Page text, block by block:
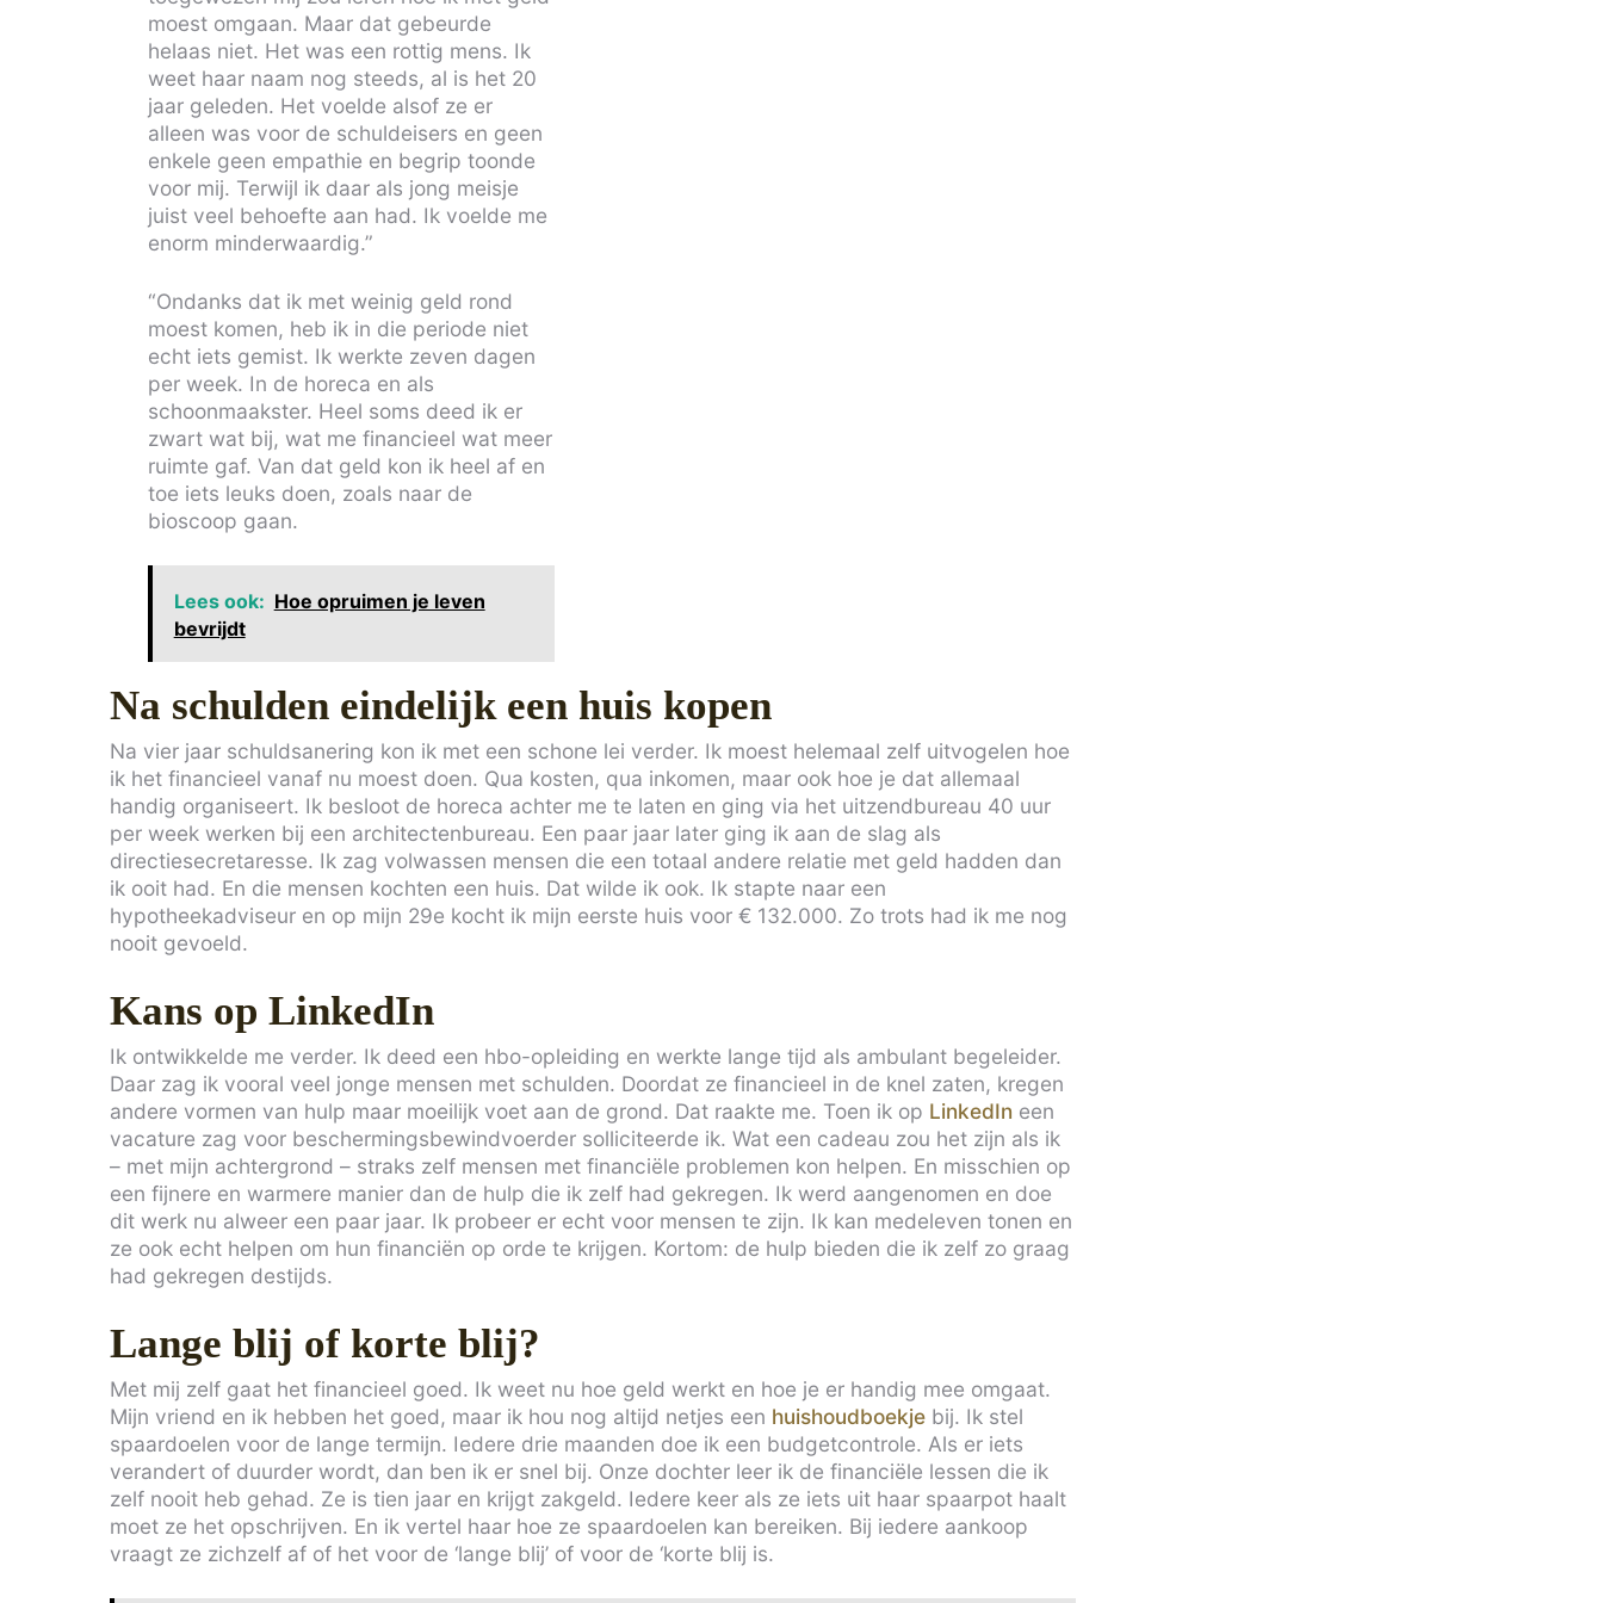
moest omgaan. Maar dat gebeurde
helaas niet. Het was een rottig mens. Ik
weet haar naam nog steeds, al is het 20
jaar geleden. Het voelde alsof ze er
alleen was voor de schuldeisers en geen
enkele geen empathie en begrip toonde
voor mij. Terwijl ik daar als jong meisje
juist veel behoefte aan had. Ik voelde me
enorm minderwaardig.”
“Ondanks dat ik met weinig geld rond
moest komen, heb ik in die periode niet
echt iets gemist. Ik werkte zeven dagen
per week. In de horeca en als
schoonmaakster. Heel soms deed ik er
zwart wat bij, wat me financieel wat meer
ruimte gaf. Van dat geld kon ik heel af en
toe iets leuks doen, zoals naar de
bioscoop gaan.
Lees ook: Hoe opruimen je leven
bevrijdt
Na schulden eindelijk een huis kopen
Na vier jaar schuldsanering kon ik met een schone lei verder. Ik moest helemaal zelf uitvogelen hoe
ik het financieel vanaf nu moest doen. Qua kosten, qua inkomen, maar ook hoe je dat allemaal
handig organiseert. Ik besloot de horeca achter me te laten en ging via het uitzendbureau 40 uur
per week werken bij een architectenbureau. Een paar jaar later ging ik aan de slag als
directiesecretaresse. Ik zag volwassen mensen die een totaal andere relatie met geld hadden dan
ik ooit had. En die mensen kochten een huis. Dat wilde ik ook. Ik stapte naar een
hypotheekadviseur en op mijn 29e kocht ik mijn eerste huis voor € 132.000. Zo trots had ik me nog
nooit gevoeld.
Kans op LinkedIn
Ik ontwikkelde me verder. Ik deed een hbo-opleiding en werkte lange tijd als ambulant begeleider.
Daar zag ik vooral veel jonge mensen met schulden. Doordat ze financieel in de knel zaten, kregen
andere vormen van hulp maar moeilijk voet aan de grond. Dat raakte me. Toen ik op LinkedIn een
vacature zag voor beschermingsbewindvoerder solliciteerde ik. Wat een cadeau zou het zijn als ik
– met mijn achtergrond – straks zelf mensen met financiële problemen kon helpen. En misschien op
een fijnere en warmere manier dan de hulp die ik zelf had gekregen. Ik werd aangenomen en doe
dit werk nu alweer een paar jaar. Ik probeer er echt voor mensen te zijn. Ik kan medeleven tonen en
ze ook echt helpen om hun financiën op orde te krijgen. Kortom: de hulp bieden die ik zelf zo graag
had gekregen destijds.
Lange blij of korte blij?
Met mij zelf gaat het financieel goed. Ik weet nu hoe geld werkt en hoe je er handig mee omgaat.
Mijn vriend en ik hebben het goed, maar ik hou nog altijd netjes een huishoudboekje bij. Ik stel
spaardoelen voor de lange termijn. Iedere drie maanden doe ik een budgetcontrole. Als er iets
verandert of duurder wordt, dan ben ik er snel bij. Onze dochter leer ik de financiële lessen die ik
zelf nooit heb gehad. Ze is tien jaar en krijgt zakgeld. Iedere keer als ze iets uit haar spaarpot haalt
moet ze het opschrijven. En ik vertel haar hoe ze spaardoelen kan bereiken. Bij iedere aankoop
vraagt ze zichzelf af of het voor de ‘lange blij’ of voor de ‘korte blij is.